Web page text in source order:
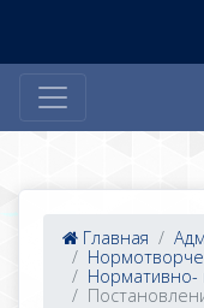
Главная
Нормативно-